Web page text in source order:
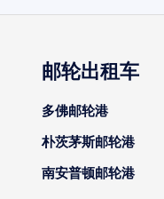
邮轮出租车
多佛邮轮港
朴茨茅斯邮轮港
南安普顿邮轮港